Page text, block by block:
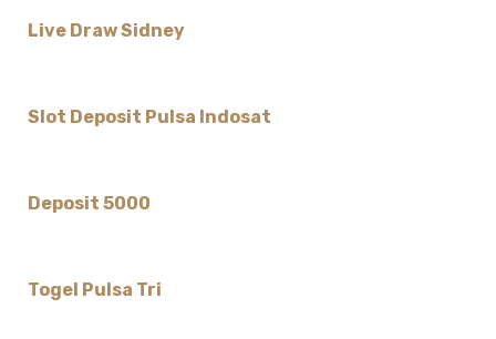
Live Draw Sidney
Slot Deposit Pulsa Indosat
Deposit 5000
Togel Pulsa Tri